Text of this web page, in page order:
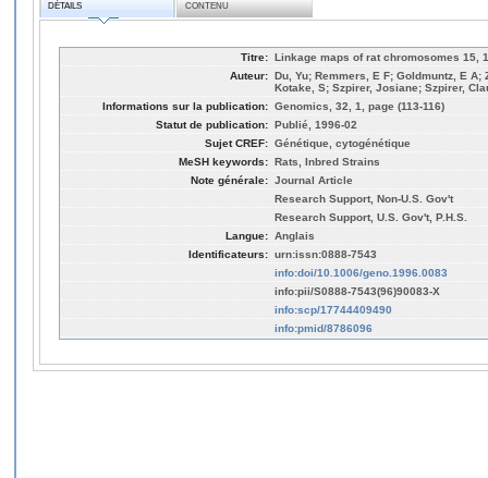
DÉTAILS CONTENU
Titre: Linkage maps of rat chromosomes 15,
Auteur: Du, Yu; Remmers, E F; Goldmuntz, E A;
Kotake, S; Szpirer, Josiane; Szpirer,
Informations sur la publication: Genomics, 32, 1, page (113-116)
Statut de publication: Publié, 1996-02
Sujet CREF: Génétique, cytogénétique
MeSH keywords: Rats, Inbred Strains
Note générale: Journal Article
Research Support, Non-U.S. Gov't
Research Support, U.S. Gov't, P.H.S.
Langue: Anglais
Identificateurs: urn:issn:0888-7543
info:doi/10.1006/geno.1996.0083
info:pii/S0888-7543(96)90083-X
info:scp/17744409490
info:pmid/8786096